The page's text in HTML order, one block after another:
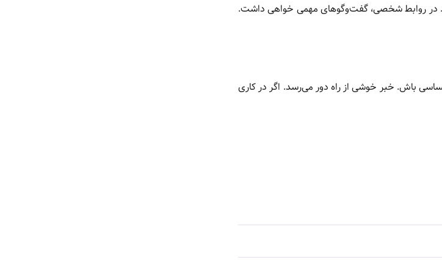
در روابط شخصی، گفت‌وگوهای مهمی خواهی داشت.
باش. خبر خوشی از راه دور می‌رسد. اگر در کاری